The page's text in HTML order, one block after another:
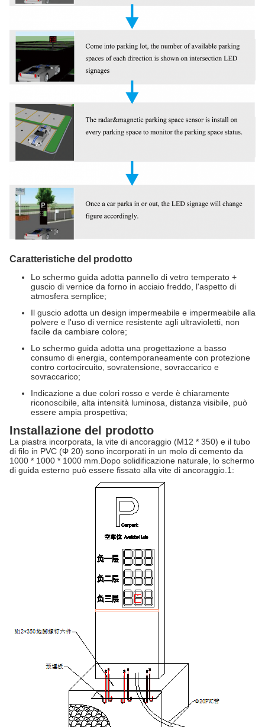
Caratteristiche del prodotto
Lo schermo guida adotta pannello di vetro temperato +
guscio di vernice da forno in acciaio freddo, l'aspetto di
atmosfera semplice;
Il guscio adotta un design impermeabile e impermeabile alla
polvere e l'uso di vernice resistente agli ultravioletti, non
facile da cambiare colore;
Lo schermo guida adotta una progettazione a basso
consumo di energia, contemporaneamente con protezione
contro cortocircuito, sovratensione, sovraccarico e
sovraccarico;
Indicazione a due colori rosso e verde è chiaramente
riconoscibile, alta intensità luminosa, distanza visibile, può
essere ampia prospettiva;
Installazione del prodotto
La piastra incorporata, la vite di ancoraggio (M12 * 350) e il tubo
di filo in PVC (Φ 20) sono incorporati in un molo di cemento da
1000 * 1000 * 1000 mm.Dopo solidificazione naturale, lo schermo
di guida esterno può essere fissato alla vite di ancoraggio.1: